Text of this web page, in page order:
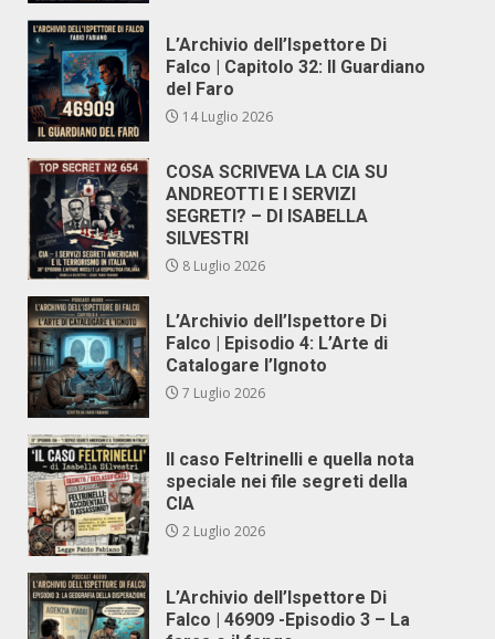
L’Archivio dell’Ispettore Di
Falco | Capitolo 32: Il Guardiano
del Faro
14 Luglio 2026
COSA SCRIVEVA LA CIA SU
ANDREOTTI E I SERVIZI
SEGRETI? – DI ISABELLA
SILVESTRI
8 Luglio 2026
L’Archivio dell’Ispettore Di
Falco | Episodio 4: L’Arte di
Catalogare l’Ignoto
7 Luglio 2026
Il caso Feltrinelli e quella nota
speciale nei file segreti della
CIA
2 Luglio 2026
L’Archivio dell’Ispettore Di
Falco | 46909 -Episodio 3 – La